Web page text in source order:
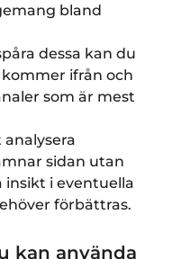
bland
dessa kan du
ifrån och
som är mest
analysera
sidan utan
i eventuella
förbättras.
kan använda